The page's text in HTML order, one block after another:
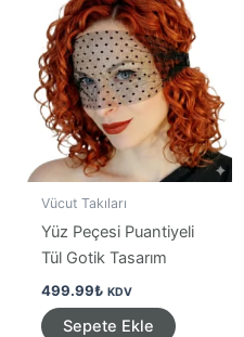
Vücut Takıları
Yüz Peçesi Puantiyeli
Tül Gotik Tasarım
499.99₺ KDV
Sepete Ekle